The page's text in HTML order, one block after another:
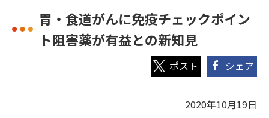
胃・食道がんに免疫チェックポイン
ト阻害薬が有益との新知見
シェア
2020年10月19日